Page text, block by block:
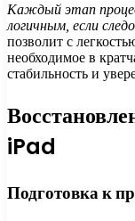
Каждый этап
логичным, если
позволит с
необходимое в
стабильность и
iPad
Подготовка к